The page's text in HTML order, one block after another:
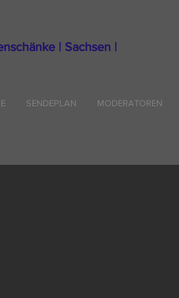
| Sachsen |
SENDEPLAN MODERATOREN